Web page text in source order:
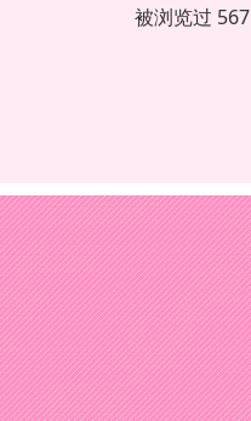
被浏览过